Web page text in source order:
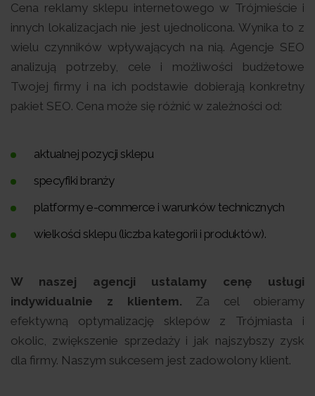
Cena reklamy sklepu internetowego w Trójmieście i
innych lokalizacjach nie jest ujednolicona. Wynika to z
wielu czynników wpływających na nią. Agencje SEO
analizują potrzeby, cele i możliwości budżetowe
Twojej firmy i na ich podstawie dobierają konkretny
pakiet SEO. Cena może się różnić w zależności od:
aktualnej pozycji sklepu
specyfiki branży
platformy e-commerce i warunków technicznych
wielkości sklepu (liczba kategorii i produktów).
W naszej agencji ustalamy cenę usługi
indywidualnie z klientem. Za cel obieramy
efektywną optymalizację sklepów z Trójmiasta i
okolic, zwiększenie sprzedaży i jak najszybszy zysk
dla firmy. Naszym sukcesem jest zadowolony klient.